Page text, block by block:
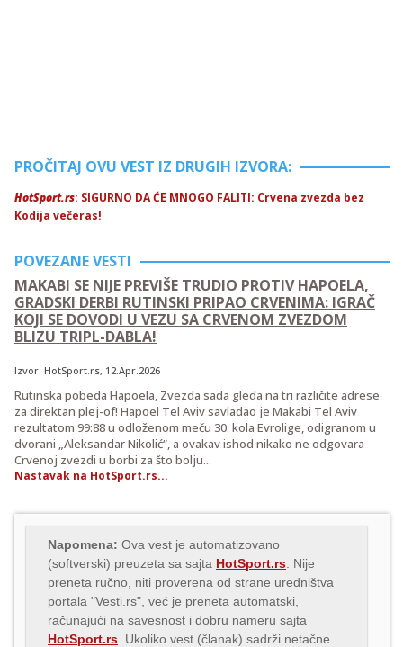
PROČITAJ OVU VEST IZ DRUGIH IZVORA:
HotSport.rs: SIGURNO DA ĆE MNOGO FALITI: Crvena zvezda bez
Kodija večeras!
POVEZANE VESTI
MAKABI SE NIJE PREVIŠE TRUDIO PROTIV HAPOELA,
GRADSKI DERBI RUTINSKI PRIPAO CRVENIMA: IGRAČ
KOJI SE DOVODI U VEZU SA CRVENOM ZVEZDOM
BLIZU TRIPL-DABLA!
Izvor: HotSport.rs, 12.Apr.2026
Rutinska pobeda Hapoela, Zvezda sada gleda na tri različite adrese
za direktan plej-of! Hapoel Tel Aviv savladao je Makabi Tel Aviv
rezultatom 99:88 u odloženom meču 30. kola Evrolige, odigranom u
dvorani „Aleksandar Nikolić“, a ovakav ishod nikako ne odgovara
Crvenoj zvezdi u borbi za što bolju...
Nastavak na HotSport.rs...
Napomena: Ova vest je automatizovano
(softverski) preuzeta sa sajta HotSport.rs . Nije
preneta ručno, niti proverena od strane uredništva
portala "Vesti.rs", već je preneta automatski,
računajući na savesnost i dobru nameru sajta
HotSport.rs . Ukoliko vest (članak) sadrži netačne